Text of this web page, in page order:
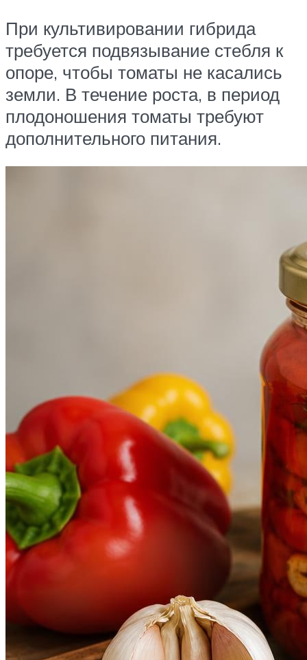
При культивировании гибрида
требуется подвязывание стебля к
опоре, чтобы томаты не касались
земли. В течение роста, в период
плодоношения томаты требуют
дополнительного питания.